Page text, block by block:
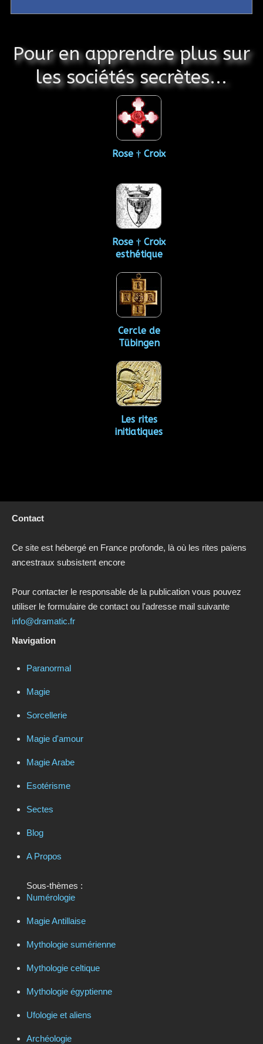
Pour en apprendre plus sur
les sociétés secrètes...
Rose † Croix
Rose † Croix
esthétique
Cercle de
Tübingen
Les rites
initiatiques
Contact
Ce site est hébergé en France profonde, là où les rites païens
ancestraux subsistent encore
Pour contacter le responsable de la publication vous pouvez
utiliser le formulaire de contact ou l'adresse mail suivante
info@dramatic.fr
Navigation
Paranormal
Magie
Sorcellerie
Magie d'amour
Magie Arabe
Esotérisme
Sectes
Blog
A Propos
Sous-thèmes :
Numérologie
Magie Antillaise
Mythologie sumérienne
Mythologie celtique
Mythologie égyptienne
Ufologie et aliens
Archéologie